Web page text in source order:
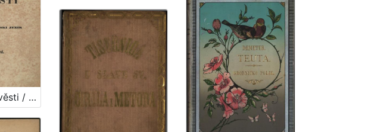
Ugodne pripověsti / pridělane iz italianskoga u ilirski jezik po Antunu Russi